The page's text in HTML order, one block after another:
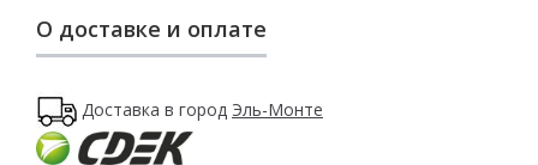
О доставке и оплате
Доставка в город Эль-Монте